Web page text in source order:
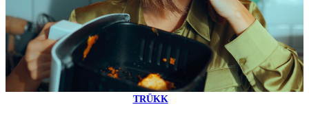
TRÜKK